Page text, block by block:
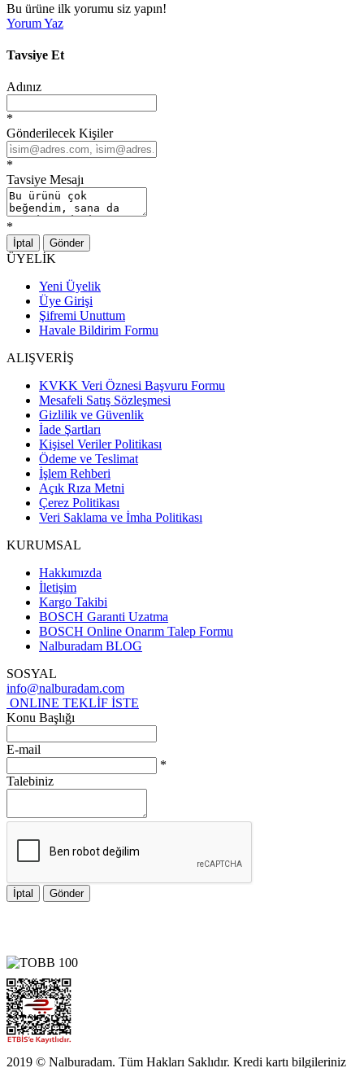
Bu ürüne ilk yorumu siz yapın!
Yorum Yaz
Tavsiye Et
Adınız
*
Gönderilecek Kişiler
*
Tavsiye Mesajı
*
İptal Gönder
ÜYELİK
Yeni Üyelik
Üye Girişi
Şifremi Unuttum
Havale Bildirim Formu
ALIŞVERİŞ
KVKK Veri Öznesi Başvuru Formu
Mesafeli Satış Sözleşmesi
Gizlilik ve Güvenlik
İade Şartları
Kişisel Veriler Politikası
Ödeme ve Teslimat
İşlem Rehberi
Açık Rıza Metni
Çerez Politikası
Veri Saklama ve İmha Politikası
KURUMSAL
Hakkımızda
İletişim
Kargo Takibi
BOSCH Garanti Uzatma
BOSCH Online Onarım Talep Formu
Nalburadam BLOG
SOSYAL
info@nalburadam.com
ONLINE TEKLİF İSTE
Konu Başlığı
E-mail
*
Talebiniz
İptal Gönder
2019 © Nalburadam. Tüm Hakları Saklıdır. Kredi kartı bilgileriniz